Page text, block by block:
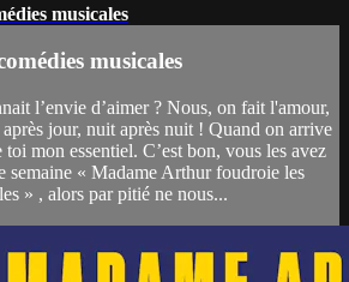
musicales
musicales
l’envie d’aimer ? Nous, on fait l'amour,
jour, nuit après nuit ! Quand on arrive
mon essentiel. C’est bon, vous les avez
semaine « Madame Arthur foudroie les
» , alors par pitié ne nous...